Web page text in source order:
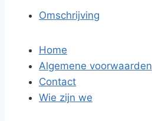
Omschrijving
Home
Algemene voorwaarden
Contact
Wie zijn we